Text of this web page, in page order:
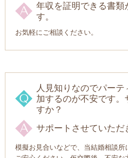
年収を証明できる書類
す。
お気軽にご相談ください。
人見知りなのでパー
加するのが不安です。
すか？
サポートさせていただ
模擬お見合いなどで、当結婚相談